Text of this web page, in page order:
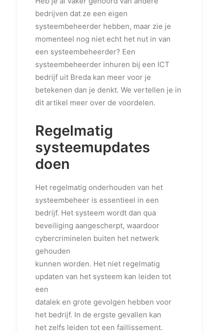
bedrijven dat ze een eigen
systeembeheerder hebben, maar zie je
momenteel nog niet echt het nut in van
een systeembeheerder? Een
systeembeheerder inhuren bij een ICT
bedrijf uit Breda kan meer voor je
betekenen dan je denkt. We vertellen je in
dit artikel meer over de voordelen.
Regelmatig
systeemupdates
doen
Het regelmatig onderhouden van het
systeembeheer is essentieel in een
bedrijf. Het systeem wordt dan qua
beveiliging aangescherpt, waardoor
cybercriminelen buiten het netwerk
gehouden
kunnen worden. Het niet regelmatig
updaten van het systeem kan leiden tot
een
datalek en grote gevolgen hebben voor
het bedrijf. In de ergste gevallen kan
het zelfs leiden tot een faillissement.